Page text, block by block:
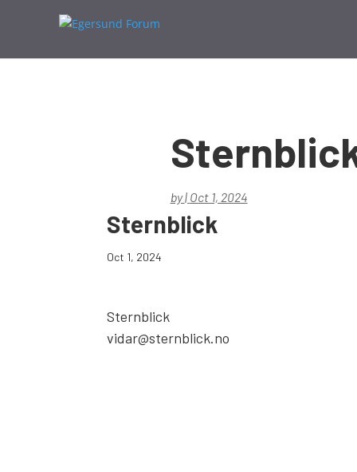
by| Oct 1, 2024
Sternblick
Oct 1, 2024
Sternblick
vidar@sternblick.no